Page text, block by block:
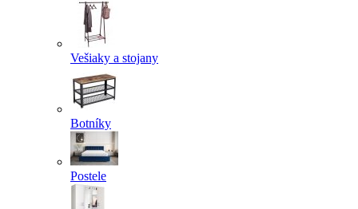
Vešiaky a stojany
Botníky
Postele